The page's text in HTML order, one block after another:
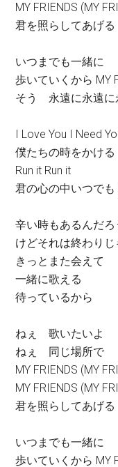
MY FRIENDS (MY
君を照らしてあげる
いつまでも一緒に
歩いていくから MY
そう 永遠に永遠に
I Love You I Need
僕たちの時をかける
Run it Run it
君の心の中いつでも
辛い時もあるんだろ
けどそれは終わりじ
きっとまた会えて
一緒に歌える
待っているから
ねぇ 歌いたいよ
ねぇ 同じ場所で
MY FRIENDS (MY
MY FRIENDS (MY
君を照らしてあげる
いつまでも一緒に
歩いていくから MY